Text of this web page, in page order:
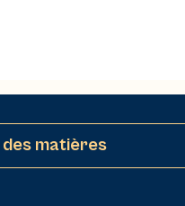
des matières